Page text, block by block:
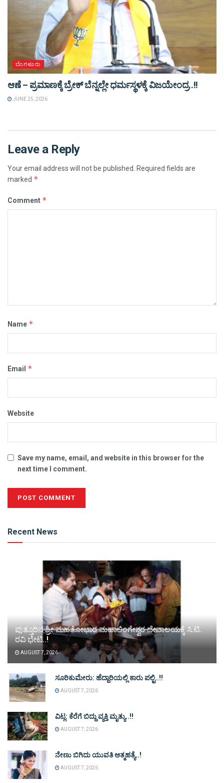
ಬೆಂಗಳೂರು
ಆಣೆ – ಪ್ರಮಾಣಕ್ಕೆ ಬ್ರೇಕ್ ಬೆನ್ನಲ್ಲೇ ಧರ್ಮಸ್ಥಳಕ್ಕೆ ವಿಜಯೇಂದ್ರ..!!
JUNE 25, 2026
Leave a Reply
Your email address will not be published. Required fields are
marked *
Comment *
Name *
Email *
Website
Save my name, email, and website in this browser for the
next time I comment.
Recent News
ಪುತ್ತೂರಿನ ಶ್ರೀ ಮಹತೋಭಾರ ಮಹಾಲಿಂಗೇಶ್ವರ ದೇವಾಲಯಕ್ಕೆ ಸಿ.ಟಿ.
ರವಿ ಭೇಟಿ..!
AUGUST 7, 2026
ಸೂರಿಕುಮೇರು: ಹೆದ್ದಾರಿಯಲ್ಲಿ ಕಾರು ಪಲ್ಟಿ..!!
AUGUST 7, 2026
ವಿಟ್ಲ: ಕೆರೆಗೆ ಬಿದ್ದು ವ್ಯಕ್ತಿ ಮೃತ್ಯು..!!
AUGUST 7, 2026
ನೇಣು ಬಿಗಿದು ಯುವತಿ ಆತ್ಮಹತ್ಯೆ..!
AUGUST 7, 2026